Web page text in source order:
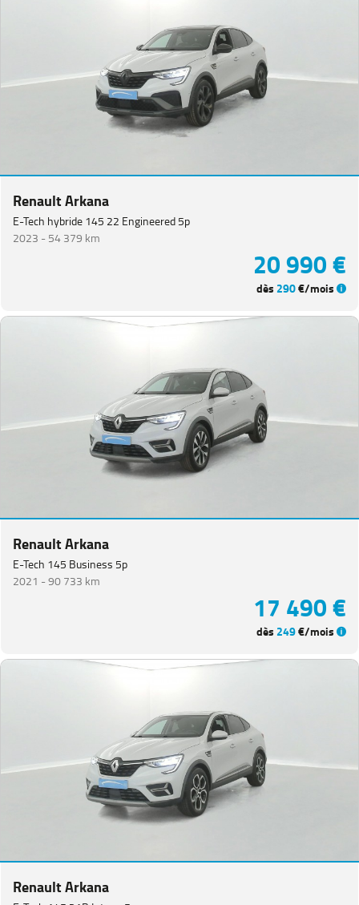
Renault Arkana
E-Tech hybride 145 22 Engineered 5p
2023 -54 379 km
20 990 €
dès 290€/mois
Renault Arkana
E-Tech 145 Business 5p
2021 -90 733 km
17 490 €
dès 249€/mois
Renault Arkana